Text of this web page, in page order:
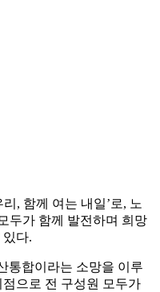
, 함께 여는 내일’로, 노
두가 함께 발전하며 희망
다.
통합이라는 소망을 이루
으로 전 구성원 모두가